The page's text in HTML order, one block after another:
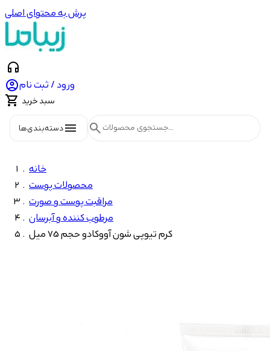
پرش به محتوای اصلی
headphones
ورود / ثبت نام
 سبد خرید
menuدسته‌بندی‌ها search
خانه
محصولات پوست
مراقبت پوست و صورت
مرطوب کننده و آبرسان
کرم تیوپی شون آووکادو حجم 75 میل